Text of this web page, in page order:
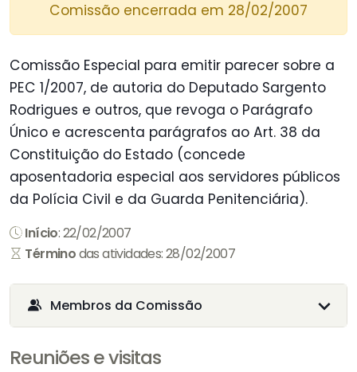
Comissão encerrada em 28/02/2007
Comissão Especial para emitir parecer sobre a
PEC 1/2007, de autoria do Deputado Sargento
Rodrigues e outros, que revoga o Parágrafo
Único e acrescenta parágrafos ao Art. 38 da
Constituição do Estado (concede
aposentadoria especial aos servidores públicos
da Polícia Civil e da Guarda Penitenciária).
Início: 22/02/2007
Términodas atividades: 28/02/2007
Membros da Comissão
Reuniões e visitas